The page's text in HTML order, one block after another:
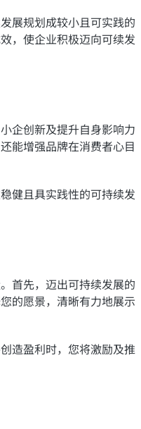
展规划成较小且可实践的
，使企业积极迈向可续发
企创新及提升自身影响力
能增强品牌在消费者心目
健且具实践性的可持续发
首先，迈出可持续发展的
的愿景，清晰有力地展示
造盈利时，您将激励及推